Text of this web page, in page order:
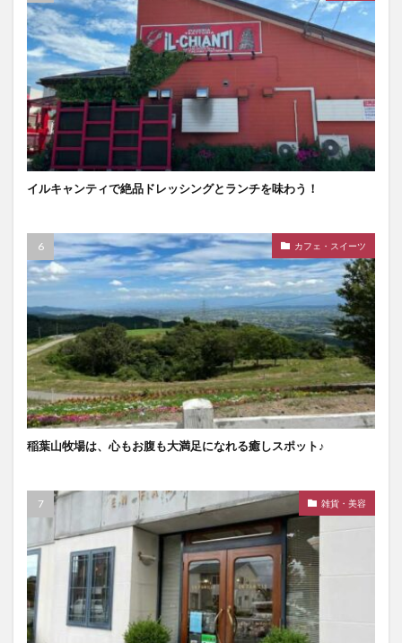
イルキャンティで絶品ドレッシングとランチを味わう！
カフェ・スイーツ
稲葉山牧場は、心もお腹も大満足になれる癒しスポット♪
雑貨・美容